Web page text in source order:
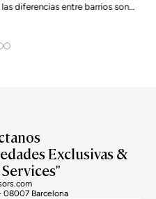
diferencias entre barrios son
se sitúa en torno a los 5.269
Exclusivas &
08007 Barcelona